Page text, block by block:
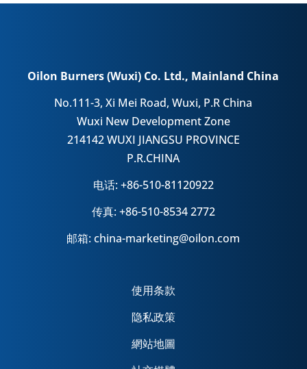
Oilon Burners (Wuxi) Co. Ltd., Mainland China
No.111-3, Xi Mei Road, Wuxi, P.R China
Wuxi New Development Zone
214142 WUXI JIANGSU PROVINCE
P.R.CHINA
电话: +86-510-81120922
传真: +86-510-8534 2772
邮箱: china-marketing@oilon.com
使用条款
隐私政策
網站地圖